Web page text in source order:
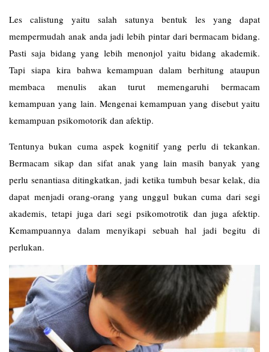
Les calistung yaitu salah satunya bentuk les yang dapat
mempermudah anak anda jadi lebih pintar dari bermacam bidang.
Pasti saja bidang yang lebih menonjol yaitu bidang akademik.
Tapi siapa kira bahwa kemampuan dalam berhitung ataupun
membaca menulis akan turut memengaruhi bermacam
kemampuan yang lain. Mengenai kemampuan yang disebut yaitu
kemampuan psikomotorik dan afektip.
Tentunya bukan cuma aspek kognitif yang perlu di tekankan.
Bermacam sikap dan sifat anak yang lain masih banyak yang
perlu senantiasa ditingkatkan, jadi ketika tumbuh besar kelak, dia
dapat menjadi orang-orang yang unggul bukan cuma dari segi
akademis, tetapi juga dari segi psikomotrotik dan juga afektip.
Kemampuannya dalam menyikapi sebuah hal jadi begitu di
perlukan.